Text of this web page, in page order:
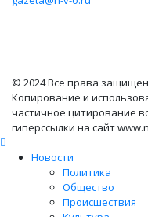
© 2024 Все права
Копирование и
частичное цитирование
гиперссылки на сайт
Новости
Политика
Общество
Происшествия